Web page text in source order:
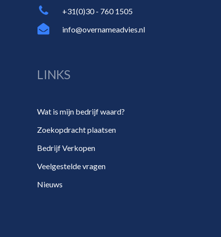
+31(0)30 - 760 1505
info@overnameadvies.nl
LINKS
Wat is mijn bedrijf waard?
Zoekopdracht plaatsen
Bedrijf Verkopen
Veelgestelde vragen
Nieuws